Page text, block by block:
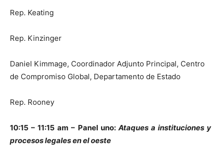
Rep. Keating
Rep. Kinzinger
Daniel Kimmage, Coordinador Adjunto Principal, Centro
de Compromiso Global, Departamento de Estado
Rep. Rooney
10:15 – 11:15 am – Panel uno: Ataques a instituciones y
procesos legales en el oeste